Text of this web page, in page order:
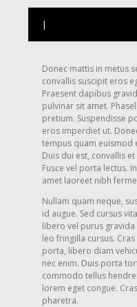
|
Donec mattis in metus
convallis suscipit eros
Praesent dapibus
pulvinar sit amet.
pretium. Suspendisse
eros imperdiet ut.
tempus quam euismod
Duis dui est, convallis
Fusce vel porta lectus.
amet laoreet nibh
Nullam quam neque,
id augue. Sed cursus
libero vel purus
leo fringilla cursus.
porta, libero diam
nec enim. Duis porta
commodo tellus
lorem eget congue.
pharetra.